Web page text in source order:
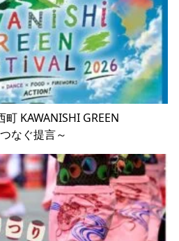
町 KAWANISHI GREEN
なぐ提言～